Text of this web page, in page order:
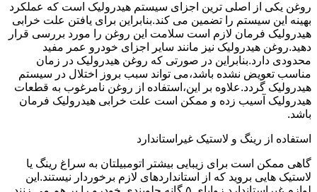
روغن یکی از اصلی ترین اجزای سیستم هیدرولیک است که عملکرد
بهینه این سیستم را تضمین می کند.بنابراین برای یافتن علت خرابی
هیدرولیک فرمان لازم است سلامت این روغن را مورد بررسی قرار
دهید.روغن هیدرولیک نیز مانند سایر اجزای خودرو عمر مفید
محدودی دارد.بنابراین در صورتی که روغن هیدرولیک در زمان
مناسب تعویض نشده باشد،می تواند سبب بروز اختلال در سیستم
هیدرولیک گردد.علاوه بر این،استفاده از روغن نامرغوب به قطعات
هیدرولیک آسیب زده و ممکن است علت خرابی هیدرولیک فرمان
باشد.
استفاده از رینگ و لاستیک غیراستاندارد
گاهی ممکن است برای زیبایی بیشتر اتومبیلتان به سراغ رینگ یا
لاستیک هایی بروید که از استانداردهای لازم برخوردار نیستند.این